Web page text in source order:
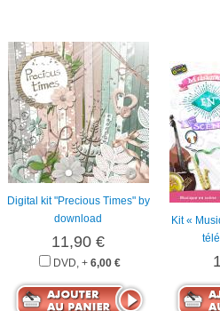
Digital kit "Precious Times" by
download
11,90 €
DVD, + 6,00 €
Kit «